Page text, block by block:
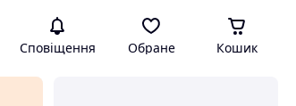
Сповіщення Обране Кошик